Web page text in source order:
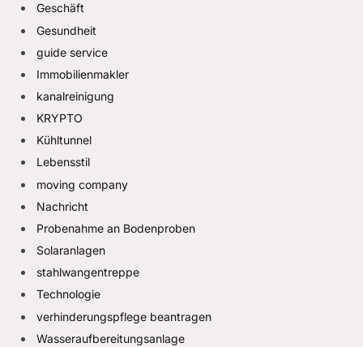
Geschäft
Gesundheit
guide service
Immobilienmakler
kanalreinigung
KRYPTO
Kühltunnel
Lebensstil
moving company
Nachricht
Probenahme an Bodenproben
Solaranlagen
stahlwangentreppe
Technologie
verhinderungspflege beantragen
Wasseraufbereitungsanlage